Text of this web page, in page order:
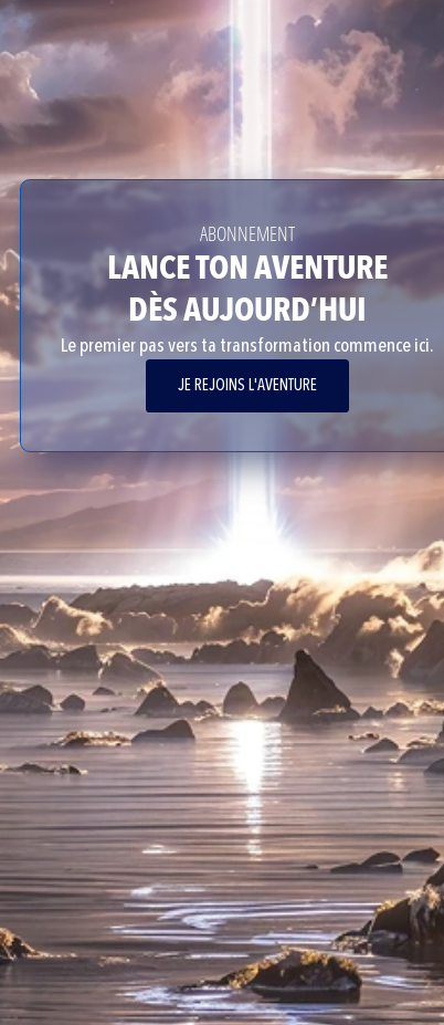
ABONNEMENT
LANCE TON AVENTURE
DÈS AUJOURD’HUI
Le premier pas vers ta transformation commence ici.
JE REJOINS L'AVENTURE